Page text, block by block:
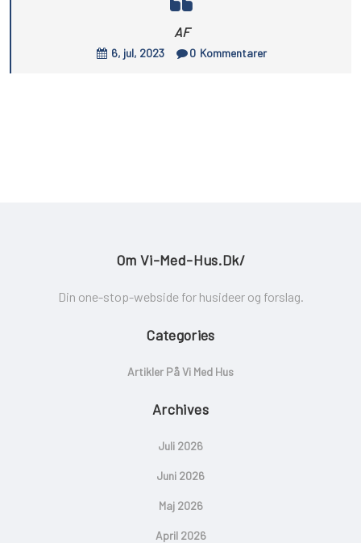
AF
6, jul, 2023 0 Kommentarer
Om Vi-Med-Hus.dk/
Din one-stop-webside for husideer og forslag.
Categories
Artikler På Vi Med Hus
Archives
Juli 2026
Juni 2026
Maj 2026
April 2026